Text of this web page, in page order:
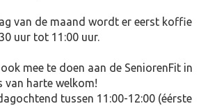
van de maand wordt er eerst koffie
uur tot 11:00 uur.
mee te doen aan de SeniorenFit in
van harte welkom!
tussen 11:00-12:00 (éérste